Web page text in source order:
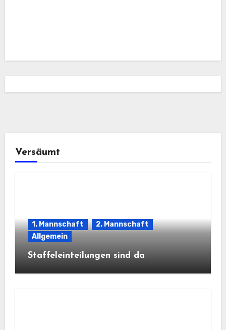
Versäumt
1. Mannschaft
2. Mannschaft
Allgemein
Staffeleinteilungen sind da